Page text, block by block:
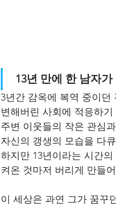
13년 만에 한 남자
3년간 감옥에 복역 중이
변해버린 사회에 적응하
주변 이웃들의 작은 관심
자신의 갱생의 모습을 다
하지만 13년이라는 시간
켜온 것마저 버리게 만들
이 세상은 과연 그가 꿈꾸